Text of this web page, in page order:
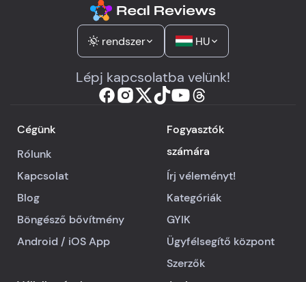
rendszer HU
Lépj kapcsolatba velünk!
Cégünk
Rólunk
Kapcsolat
Blog
Böngésző bővítmény
Android / iOSApp
Fogyasztók
számára
Írj véleményt!
Kategóriák
GYIK
Ügyfélsegítő központ
Szerzők